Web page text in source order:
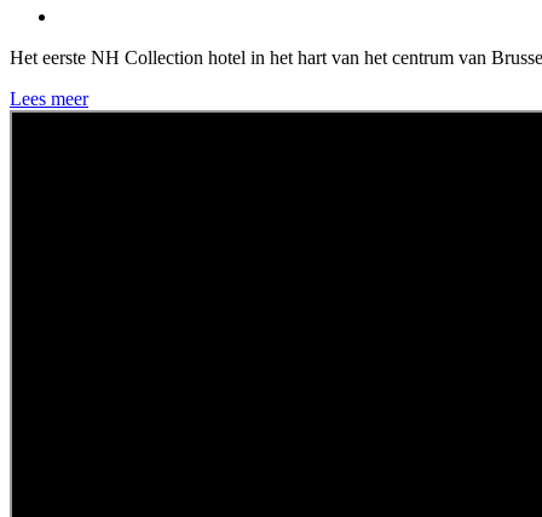
Het eerste NH Collection hotel in het hart van het centrum van
Lees meer